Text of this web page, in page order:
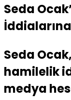
Seda
Seda
hamilelik
medya